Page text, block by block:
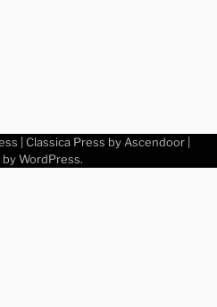
| Classica Press by Ascendoor|
by WordPress.